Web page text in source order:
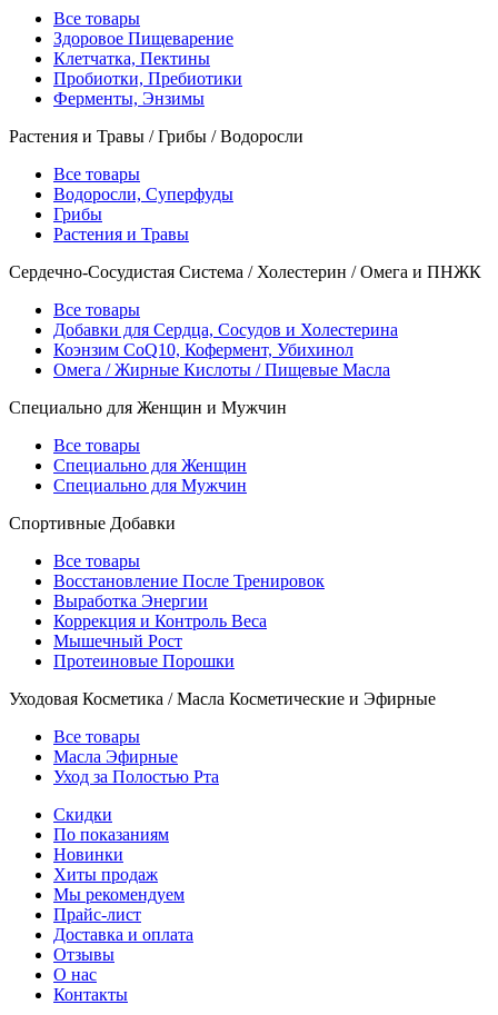
Все товары
Здоровое Пищеварение
Клетчатка, Пектины
Пробиотки, Пребиотики
Ферменты, Энзимы
Растения и Травы / Грибы / Водоросли
Все товары
Водоросли, Суперфуды
Грибы
Растения и Травы
Сердечно-Сосудистая Система / Холестерин / Омега и ПНЖК
Все товары
Добавки для Сердца, Сосудов и Холестерина
Коэнзим CoQ10, Кофермент, Убихинол
Омега / Жирные Кислоты / Пищевые Масла
Специально для Женщин и Мужчин
Все товары
Специально для Женщин
Специально для Мужчин
Спортивные Добавки
Все товары
Восстановление После Тренировок
Выработка Энергии
Коррекция и Контроль Веса
Мышечный Рост
Протеиновые Порошки
Уходовая Косметика / Масла Косметические и Эфирные
Все товары
Масла Эфирные
Уход за Полостью Рта
Скидки
По показаниям
Новинки
Хиты продаж
Мы рекомендуем
Прайс-лист
Доставка и оплата
Отзывы
О нас
Контакты